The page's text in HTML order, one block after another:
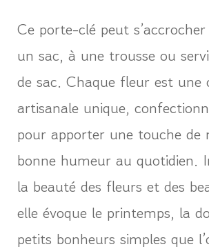
Ce porte-clé peut
un sac, à une trousse ou
de sac. Chaque fleur est une
artisanale unique,
pour apporter une touche de
bonne humeur au quotidien.
la beauté des fleurs et des
elle évoque le printemps, la
petits bonheurs simples que